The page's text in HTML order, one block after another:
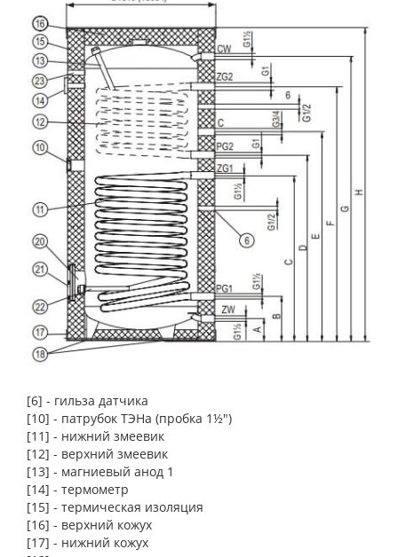
[6] - гильза датчика
[10] - патрубок ТЭНа (пробка 1½″)
[11] - нижний змеевик
[12] - верхний змеевик
[13] - магниевый анод 1
[14] - термометр
[15] - термическая изоляция
[16] - верхний кожух
[17] - нижний кожух